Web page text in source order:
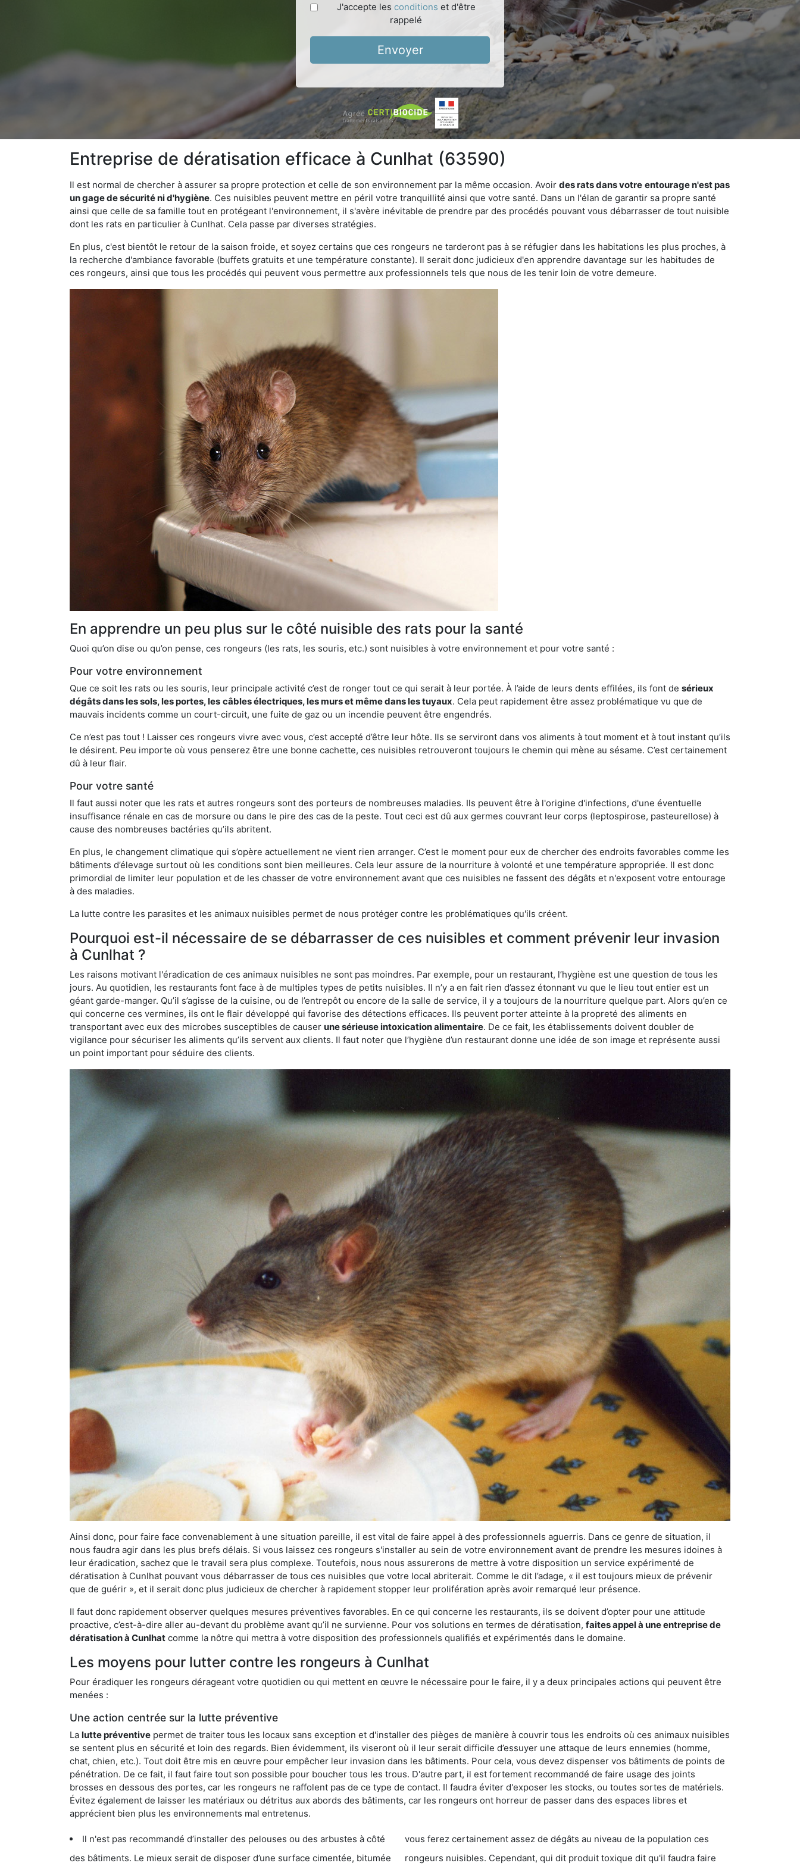
J'accepte les conditions et d'être
rappelé
Envoyer
Entreprise de dératisation efficace à Cunlhat (63590)
Il est normal de chercher à assurer sa propre protection et celle de son environnement par la même occasion. Avoir des rats dans votre entourage n'est pas
un gage de sécurité ni d'hygiène. Ces nuisibles peuvent mettre en péril votre tranquillité ainsi que votre santé. Dans un l'élan de garantir sa propre santé
ainsi que celle de sa famille tout en protégeant l'environnement, il s'avère inévitable de prendre par des procédés pouvant vous débarrasser de tout nuisible
dont les rats en particulier à Cunlhat. Cela passe par diverses stratégies.
En plus, c'est bientôt le retour de la saison froide, et soyez certains que ces rongeurs ne tarderont pas à se réfugier dans les habitations les plus proches, à
la recherche d'ambiance favorable (buffets gratuits et une température constante). Il serait donc judicieux d'en apprendre davantage sur les habitudes de
ces rongeurs, ainsi que tous les procédés qui peuvent vous permettre aux professionnels tels que nous de les tenir loin de votre demeure.
En apprendre un peu plus sur le côté nuisible des rats pour la santé
Quoi qu’on dise ou qu’on pense, ces rongeurs (les rats, les souris, etc.) sont nuisibles à votre environnement et pour votre santé :
Pour votre environnement
Que ce soit les rats ou les souris, leur principale activité c’est de ronger tout ce qui serait à leur portée. À l’aide de leurs dents effilées, ils font de sérieux
dégâts dans les sols, les portes, les câbles électriques, les murs et même dans les tuyaux. Cela peut rapidement être assez problématique vu que de
mauvais incidents comme un court-circuit, une fuite de gaz ou un incendie peuvent être engendrés.
Ce n’est pas tout ! Laisser ces rongeurs vivre avec vous, c’est accepté d’être leur hôte. Ils se serviront dans vos aliments à tout moment et à tout instant qu’ils
le désirent. Peu importe où vous penserez être une bonne cachette, ces nuisibles retrouveront toujours le chemin qui mène au sésame. C’est certainement
dû à leur flair.
Pour votre santé
Il faut aussi noter que les rats et autres rongeurs sont des porteurs de nombreuses maladies. Ils peuvent être à l'origine d'infections, d'une éventuelle
insuffisance rénale en cas de morsure ou dans le pire des cas de la peste. Tout ceci est dû aux germes couvrant leur corps (leptospirose, pasteurellose) à
cause des nombreuses bactéries qu’ils abritent.
En plus, le changement climatique qui s’opère actuellement ne vient rien arranger. C’est le moment pour eux de chercher des endroits favorables comme les
bâtiments d’élevage surtout où les conditions sont bien meilleures. Cela leur assure de la nourriture à volonté et une température appropriée. Il est donc
primordial de limiter leur population et de les chasser de votre environnement avant que ces nuisibles ne fassent des dégâts et n'exposent votre entourage
à des maladies.
La lutte contre les parasites et les animaux nuisibles permet de nous protéger contre les problématiques qu'ils créent.
Pourquoi est-il nécessaire de se débarrasser de ces nuisibles et comment prévenir leur invasion
à Cunlhat ?
Les raisons motivant l'éradication de ces animaux nuisibles ne sont pas moindres. Par exemple, pour un restaurant, l’hygiène est une question de tous les
jours. Au quotidien, les restaurants font face à de multiples types de petits nuisibles. Il n’y a en fait rien d’assez étonnant vu que le lieu tout entier est un
géant garde-manger. Qu’il s’agisse de la cuisine, ou de l’entrepôt ou encore de la salle de service, il y a toujours de la nourriture quelque part. Alors qu’en ce
qui concerne ces vermines, ils ont le flair développé qui favorise des détections efficaces. Ils peuvent porter atteinte à la propreté des aliments en
transportant avec eux des microbes susceptibles de causer une sérieuse intoxication alimentaire. De ce fait, les établissements doivent doubler de
vigilance pour sécuriser les aliments qu’ils servent aux clients. Il faut noter que l’hygiène d’un restaurant donne une idée de son image et représente aussi
un point important pour séduire des clients.
Ainsi donc, pour faire face convenablement à une situation pareille, il est vital de faire appel à des professionnels aguerris. Dans ce genre de situation, il
nous faudra agir dans les plus brefs délais. Si vous laissez ces rongeurs s'installer au sein de votre environnement avant de prendre les mesures idoines à
leur éradication, sachez que le travail sera plus complexe. Toutefois, nous nous assurerons de mettre à votre disposition un service expérimenté de
dératisation à Cunlhat pouvant vous débarrasser de tous ces nuisibles que votre local abriterait. Comme le dit l’adage, « il est toujours mieux de prévenir
que de guérir », et il serait donc plus judicieux de chercher à rapidement stopper leur prolifération après avoir remarqué leur présence.
Il faut donc rapidement observer quelques mesures préventives favorables. En ce qui concerne les restaurants, ils se doivent d’opter pour une attitude
proactive, c’est-à-dire aller au-devant du problème avant qu’il ne survienne. Pour vos solutions en termes de dératisation, faites appel à une entreprise de
dératisation à Cunlhat comme la nôtre qui mettra à votre disposition des professionnels qualifiés et expérimentés dans le domaine.
Les moyens pour lutter contre les rongeurs à Cunlhat
Pour éradiquer les rongeurs dérageant votre quotidien ou qui mettent en œuvre le nécessaire pour le faire, il y a deux principales actions qui peuvent être
menées :
Une action centrée sur la lutte préventive
La lutte préventive permet de traiter tous les locaux sans exception et d'installer des pièges de manière à couvrir tous les endroits où ces animaux nuisibles
se sentent plus en sécurité et loin des regards. Bien évidemment, ils viseront où il leur serait difficile d’essuyer une attaque de leurs ennemies (homme,
chat, chien, etc.). Tout doit être mis en œuvre pour empêcher leur invasion dans les bâtiments. Pour cela, vous devez dispenser vos bâtiments de points de
pénétration. De ce fait, il faut faire tout son possible pour boucher tous les trous. D'autre part, il est fortement recommandé de faire usage des joints
brosses en dessous des portes, car les rongeurs ne raffolent pas de ce type de contact. Il faudra éviter d'exposer les stocks, ou toutes sortes de matériels.
Évitez également de laisser les matériaux ou détritus aux abords des bâtiments, car les rongeurs ont horreur de passer dans des espaces libres et
apprécient bien plus les environnements mal entretenus.
Il n'est pas recommandé d’installer des pelouses ou des arbustes à côté
des bâtiments. Le mieux serait de disposer d’une surface cimentée, bitumée
vous ferez certainement assez de dégâts au niveau de la population ces
rongeurs nuisibles. Cependant, qui dit produit toxique dit qu'il faudra faire